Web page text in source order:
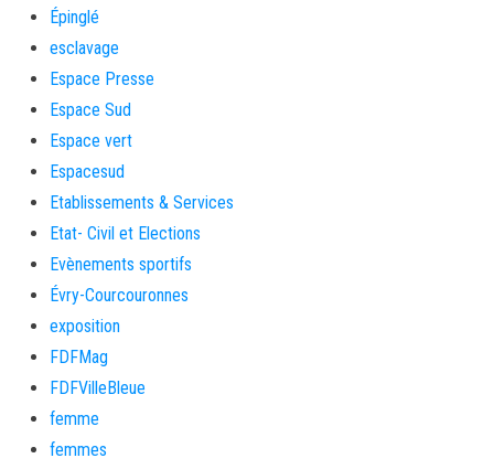
Épinglé
esclavage
Espace Presse
Espace Sud
Espace vert
Espacesud
Etablissements & Services
Etat- Civil et Elections
Evènements sportifs
Évry-Courcouronnes
exposition
FDFMag
FDFVilleBleue
femme
femmes